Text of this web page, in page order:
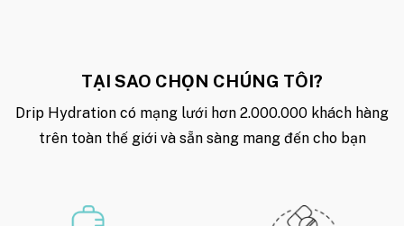
TẠI SAO CHỌN CHÚNG TÔI?
Drip Hydration có mạng lưới hơn 2.000.000 khách hàng
trên toàn thế giới và sẵn sàng mang đến cho bạn